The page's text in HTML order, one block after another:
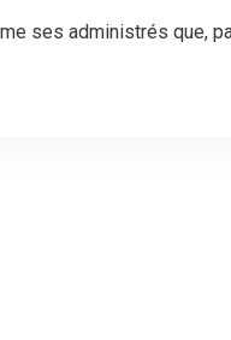
ses administrés que,